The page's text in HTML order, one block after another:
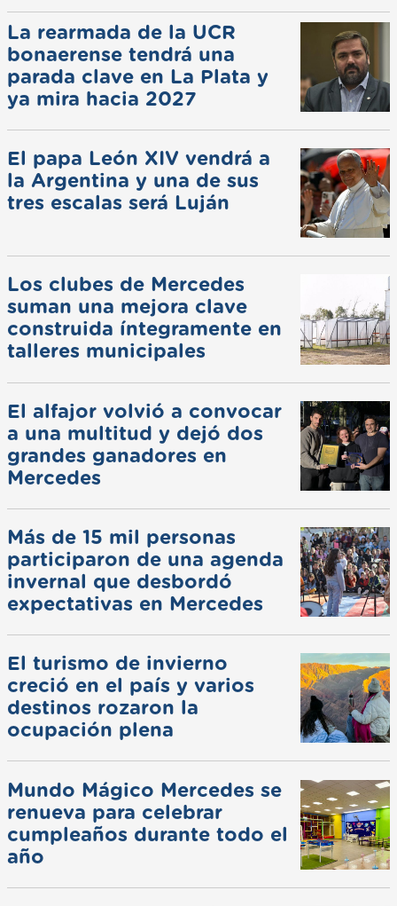
La rearmada de la UCR
bonaerense tendrá una
parada clave en La Plata y
ya mira hacia 2027
El papa León XIV vendrá a
la Argentina y una de sus
tres escalas será Luján
Los clubes de Mercedes
suman una mejora clave
construida íntegramente en
talleres municipales
El alfajor volvió a convocar
a una multitud y dejó dos
grandes ganadores en
Mercedes
Más de 15 mil personas
participaron de una agenda
invernal que desbordó
expectativas en Mercedes
El turismo de invierno
creció en el país y varios
destinos rozaron la
ocupación plena
Mundo Mágico Mercedes se
renueva para celebrar
cumpleaños durante todo el
año